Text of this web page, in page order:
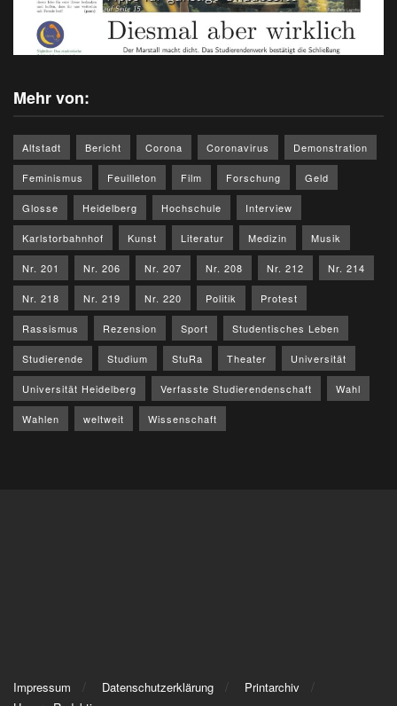
Mehr von:
Altstadt Bericht Corona Coronavirus Demonstration
Feminismus Feuilleton Film Forschung Geld
Glosse Heidelberg Hochschule Interview
Karlstorbahnhof Kunst Literatur Medizin Musik
Nr. 201 Nr. 206 Nr. 207 Nr. 208 Nr. 212 Nr. 214
Nr. 218 Nr. 219 Nr. 220 Politik Protest
Rassismus Rezension Sport Studentisches Leben
Studierende Studium StuRa Theater Universität
Universität Heidelberg Verfasste Studierendenschaft Wahl
Wahlen weltweit Wissenschaft
Impressum Datenschutzerklärung
Printarchiv